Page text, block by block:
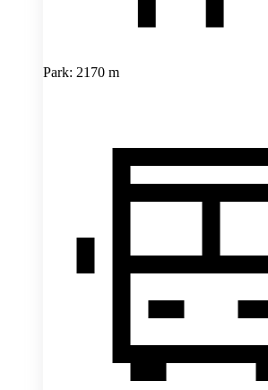
Park: 2170 m